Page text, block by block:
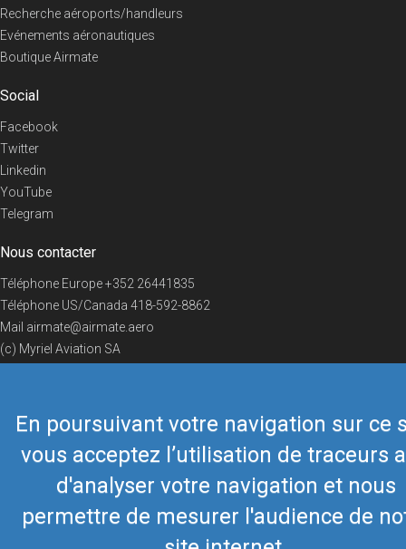
En poursuivant votre navigation sur ce
vous acceptez l’utilisation de traceurs
d'analyser votre navigation et nous
permettre de mesurer l'audience de
Recherche aéroports/handleurs
Evénements aéronautiques
Boutique Airmate
Social
Facebook
Twitter
Linkedin
YouTube
Telegram
Nous contacter
Téléphone Europe+352 26441835
Téléphone US/Canada 418-592-8862
Mail airmate@airmate.aero
(c) Myriel Aviation SA
© 2019 Airmate -Conditions d'utilisation- Vie privée Back to top